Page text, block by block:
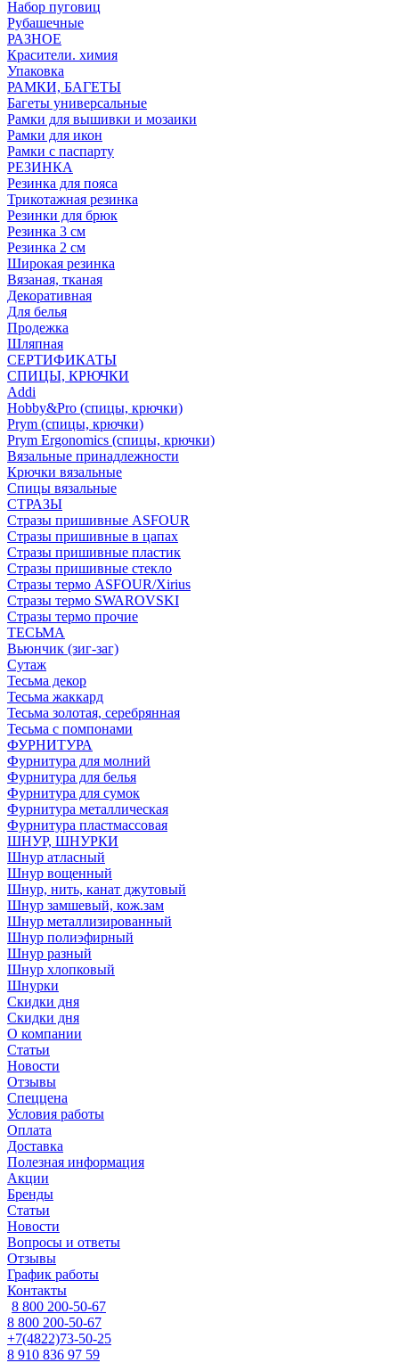
Набор пуговиц
Рубашечные
РАЗНОЕ
Красители. химия
Упаковка
РАМКИ, БАГЕТЫ
Багеты универсальные
Рамки для вышивки и мозаики
Рамки для икон
Рамки с паспарту
РЕЗИНКА
Резинка для пояса
Трикотажная резинка
Резинки для брюк
Резинка 3 см
Резинка 2 см
Широкая резинка
Вязаная, тканая
Декоративная
Для белья
Продежка
Шляпная
СЕРТИФИКАТЫ
СПИЦЫ, КРЮЧКИ
Addi
Hobby&Pro (спицы, крючки)
Prym (спицы, крючки)
Prym Ergonomics (спицы, крючки)
Вязальные принадлежности
Крючки вязальные
Спицы вязальные
СТРАЗЫ
Стразы пришивные ASFOUR
Стразы пришивные в цапах
Стразы пришивные пластик
Стразы пришивные стекло
Стразы термо ASFOUR/Xirius
Стразы термо SWAROVSKI
Стразы термо прочие
ТЕСЬМА
Вьюнчик (зиг-заг)
Сутаж
Тесьма декор
Тесьма жаккард
Тесьма золотая, серебрянная
Тесьма с помпонами
ФУРНИТУРА
Фурнитура для молний
Фурнитура для белья
Фурнитура для сумок
Фурнитура металлическая
Фурнитура пластмассовая
ШНУР, ШНУРКИ
Шнур атласный
Шнур вощенный
Шнур, нить, канат джутовый
Шнур замшевый, кож.зам
Шнур металлизированный
Шнур полиэфирный
Шнур разный
Шнур хлопковый
Шнурки
Скидки дня
Скидки дня
О компании
Статьи
Новости
Отзывы
Спеццена
Условия работы
Оплата
Доставка
Полезная информация
Акции
Бренды
Статьи
Новости
Вопросы и ответы
Отзывы
График работы
Контакты
8 800 200-50-67
8 800 200-50-67
+7(4822)73-50-25
8 910 836 97 59